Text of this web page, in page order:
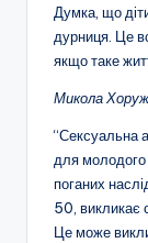
Думка, що діти
дурниця. Це
якщо таке
Микола
“Сексуальна
для молодого
поганих
50, викликає
Це може